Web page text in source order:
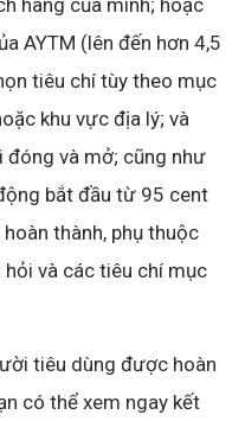
hàng của mình; hoặc
AYTM (lên đến hơn 4,5
tiêu chí tùy theo mục
khu vực địa lý; và
và mở; cũng như
bắt đầu từ 95 cent
thành, phụ thuộc
và các tiêu chí mục
tiêu dùng được hoàn
có thể xem ngay kết